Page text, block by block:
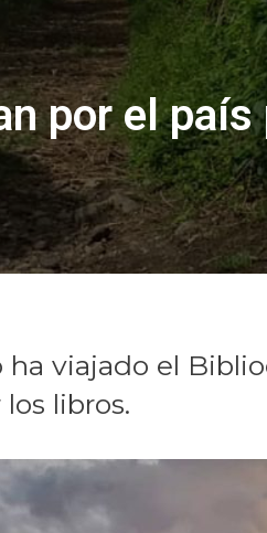
por el
ha viajado el
libros.